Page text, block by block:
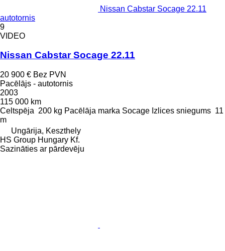
Nissan Cabstar Socage 22.11
autotornis
9
VIDEO
Nissan Cabstar Socage 22.11
20 900 € Bez PVN
Pacēlājs - autotornis
2003
115 000 km
Celtspēja 200 kg Pacēlāja marka Socage Izlices sniegums 11
m
Ungārija, Keszthely
HS Group Hungary Kf.
Sazināties ar pārdevēju